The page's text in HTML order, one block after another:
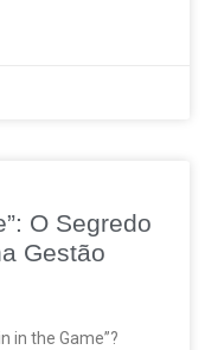
O Segredo
Gestão
in the Game”?